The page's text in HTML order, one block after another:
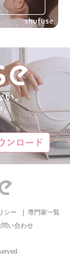
シー
専門家一覧
問い合わせ